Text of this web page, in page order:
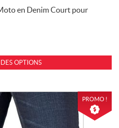
en Denim Court pour
OPTIONS
PROMO !